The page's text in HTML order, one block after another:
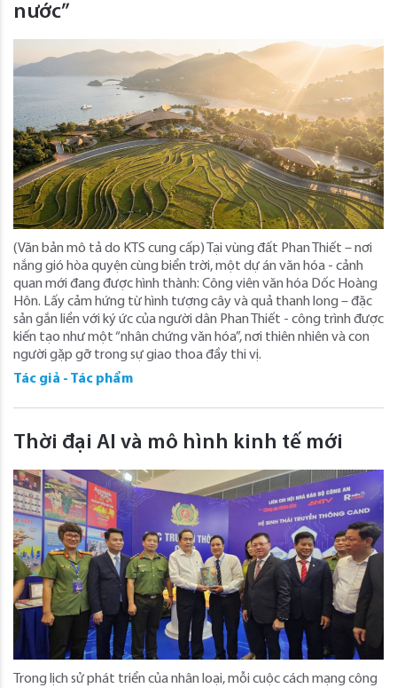
nước”
(Văn bản mô tả do KTS cung cấp) Tại vùng đất Phan Thiết – nơi
nắng gió hòa quyện cùng biển trời, một dự án văn hóa - cảnh
quan mới đang được hình thành: Công viên văn hóa Dốc Hoàng
Hôn. Lấy cảm hứng từ hình tượng cây và quả thanh long – đặc
sản gắn liền với ký ức của người dân Phan Thiết - công trình được
kiến tạo như một “nhân chứng văn hóa”, nơi thiên nhiên và con
người gặp gỡ trong sự giao thoa đầy thi vị.
Tác giả - Tác phẩm
Thời đại AI và mô hình kinh tế mới
Trong lịch sử phát triển của nhân loại, mỗi cuộc cách mạng công